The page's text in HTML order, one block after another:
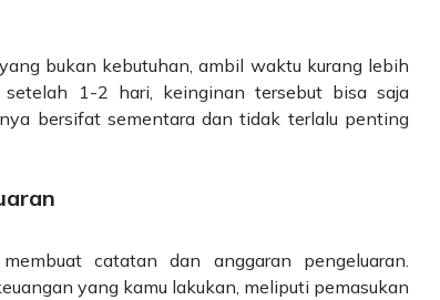
bukan kebutuhan, ambil waktu kurang lebih
1-2 hari, keinginan tersebut bisa saja
bersifat sementara dan tidak terlalu penting
catatan dan anggaran pengeluaran.
yang kamu lakukan, meliputi pemasukan